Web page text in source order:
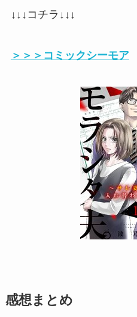
↓↓↓コチラ↓↓↓
＞＞＞コミックシーモア
感想まとめ